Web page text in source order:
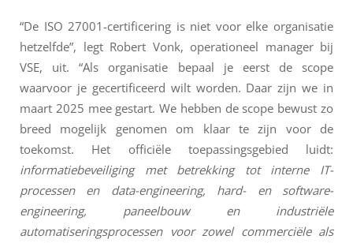
“De ISO 27001-certificering is niet voor elke organisatie
hetzelfde”, legt Robert Vonk, operationeel manager bij
VSE, uit. “Als organisatie bepaal je eerst de scope
waarvoor je gecertificeerd wilt worden. Daar zijn we in
maart 2025 mee gestart. We hebben de scope bewust zo
breed mogelijk genomen om klaar te zijn voor de
toekomst. Het officiële toepassingsgebied luidt:
informatiebeveiliging met betrekking tot interne IT-
processen en data-engineering, hard- en software-
engineering, paneelbouw en industriële
automatiseringsprocessen voor zowel commerciële als